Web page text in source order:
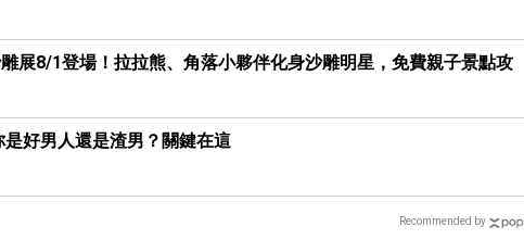
展8/1登場！拉拉熊、角落小夥伴化身沙雕明星，免費親子景點攻
好男人還是渣男？關鍵在這
Recommended by